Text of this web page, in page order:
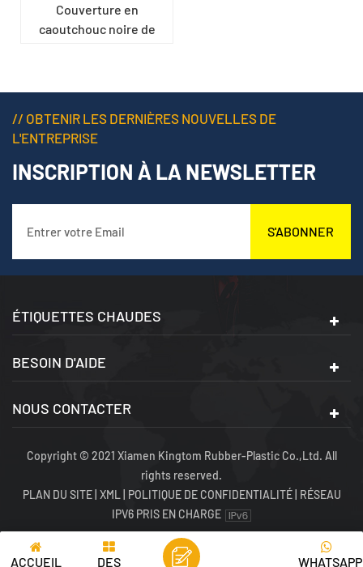
Couverture en
caoutchouc noire de
// OBTENIR LES DERNIÈRES NOUVELLES DE
L'ENTREPRISE
INSCRIPTION À LA NEWSLETTER
S'ABONNER
ÉTIQUETTES CHAUDES
BESOIN D'AIDE
NOUS CONTACTER
Copyright © 2021 Xiamen Kingtom Rubber-Plastic Co.,Ltd. All
rights reserved.
PLAN DU SITE XML POLITIQUE DE CONFIDENTIALITÉ| RÉSEAU
IPV6 PRIS EN CHARGE
ACCUEIL DES WHATSAPP